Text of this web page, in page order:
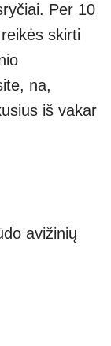
Per 10
skirti
na,
iš vakar
avižinių